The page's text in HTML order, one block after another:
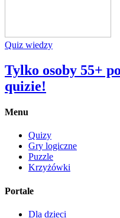
Quiz wiedzy
Tylko osoby 55+
quizie!
Menu
Quizy
Gry logiczne
Puzzle
Krzyżówki
Portale
Dla dzieci